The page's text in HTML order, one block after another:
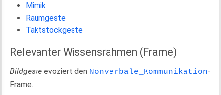
Mimik
Raumgeste
Taktstockgeste
Relevanter Wissensrahmen (Frame)
Bildgeste evoziert den Nonverbale_Kommunikation-
Frame.